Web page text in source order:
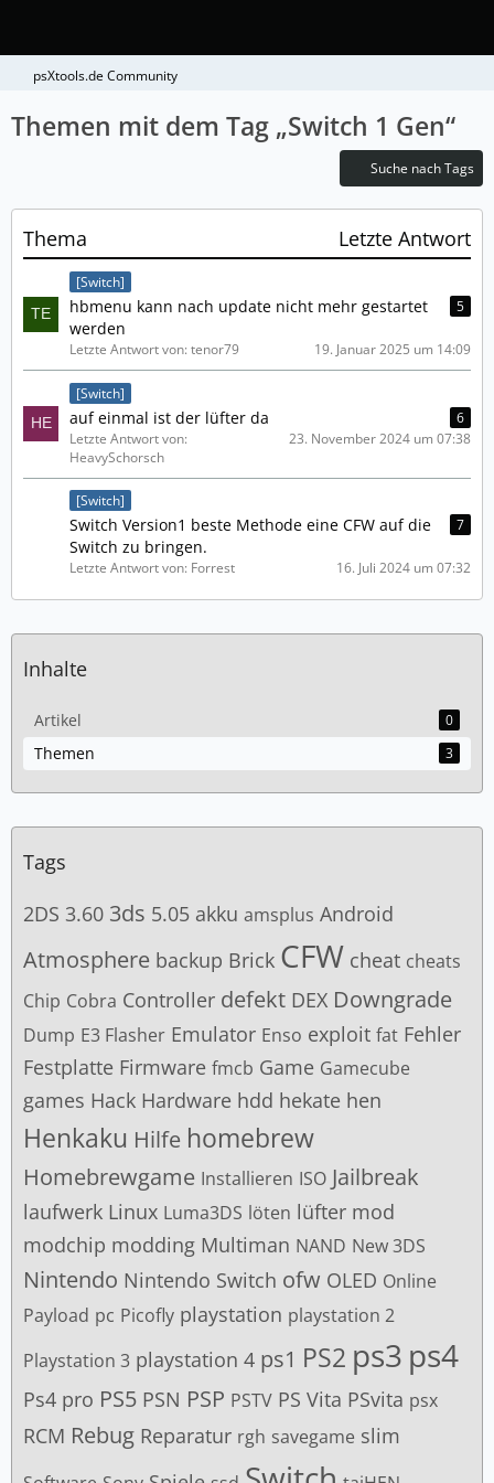
psXtools.de Community
Themen mit dem Tag „Switch 1 Gen“
Suche nach Tags
Thema Letzte Antwort
[Switch]
hbmenu kann nach update nicht mehr gestartet
werden
5
Letzte Antwort von: tenor79 19. Januar 2025 um 14:09
[Switch]
auf einmal ist der lüfter da
6
Letzte Antwort von:
HeavySchorsch
23. November 2024 um 07:38
[Switch]
Switch Version1 beste Methode eine CFW auf die
Switch zu bringen.
7
Letzte Antwort von: Forrest 16. Juli 2024 um 07:32
Inhalte
Artikel 0
Themen 3
Tags
2DS 3.60 3ds 5.05 akku amsplus Android
Atmosphere backup Brick CFW cheat cheats
Chip Cobra Controller defekt DEX Downgrade
Dump E3 Flasher Emulator Enso exploit fat Fehler
Festplatte Firmware fmcb Game Gamecube
games Hack Hardware hdd hekate hen
Henkaku Hilfe homebrew
Homebrewgame Installieren ISO Jailbreak
laufwerk Linux Luma3DS löten lüfter mod
modchip modding Multiman NAND New 3DS
Nintendo Nintendo Switch ofw OLED Online
Payload pc Picofly playstation playstation 2
Playstation 3 playstation 4 ps1 PS2 ps3 ps4
Ps4 pro PS5 PSN PSP PSTV PS Vita PSvita psx
RCM Rebug Reparatur rgh savegame slim